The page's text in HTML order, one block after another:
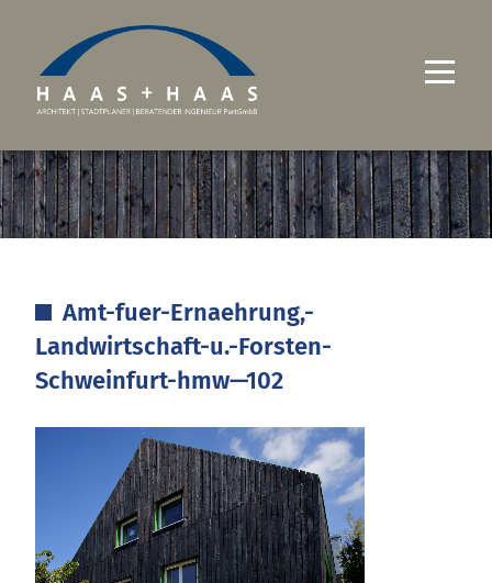
UNTERNEHMEN
PROJEKTE
KARRIERE
KONTAKT
Amt-fuer-Ernaehrung,-
Landwirtschaft-u.-Forsten-
Schweinfurt-hmw—102